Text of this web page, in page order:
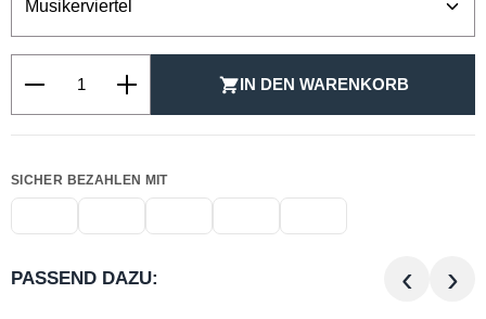
IN DEN WARENKORB
SICHER BEZAHLEN MIT
PASSEND DAZU: ‹ ›